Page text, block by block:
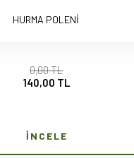
HURMA POLENİ
0,00 TL
140,00 TL
İNCELE